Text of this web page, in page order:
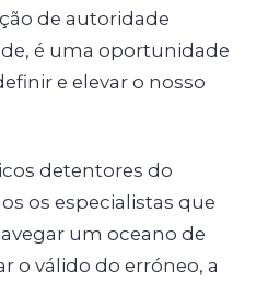
de autoridade
é uma oportunidade
e elevar o nosso
detentores do
os especialistas que
um oceano de
o válido do erróneo, a